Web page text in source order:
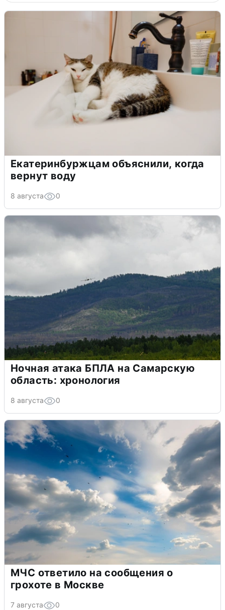
Екатеринбуржцам объяснили, когда
вернут воду
8 августа 0
Ночная атака БПЛА на Самарскую
область: хронология
8 августа 0
МЧС ответило на сообщения о
грохоте в Москве
7 августа 0